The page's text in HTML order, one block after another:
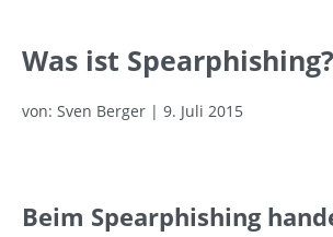
Was ist Spearphishing?
von: Sven Berger | 9. Juli 2015
Beim Spearphishing